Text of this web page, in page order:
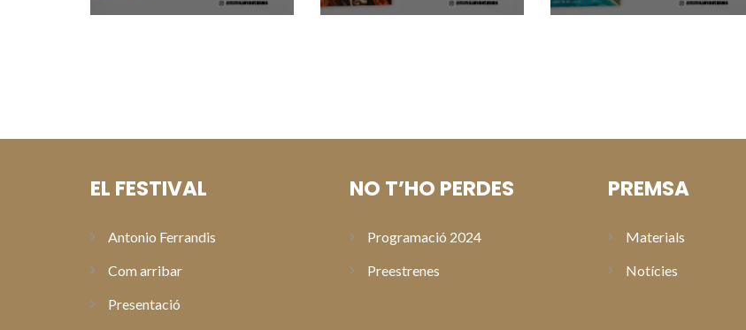
EL FESTIVAL
Antonio Ferrandis
Com arribar
Presentació
NO T’HO PERDES
Programació 2024
Preestrenes
PREMSA
Materials
Notícies